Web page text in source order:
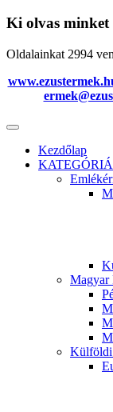
Ki olvas minket
Oldalainkat 2994
Kezdőlap
Magyar
Külföldi